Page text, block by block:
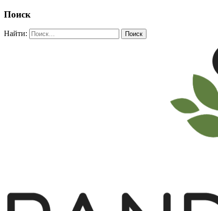
Поиск
Найти: